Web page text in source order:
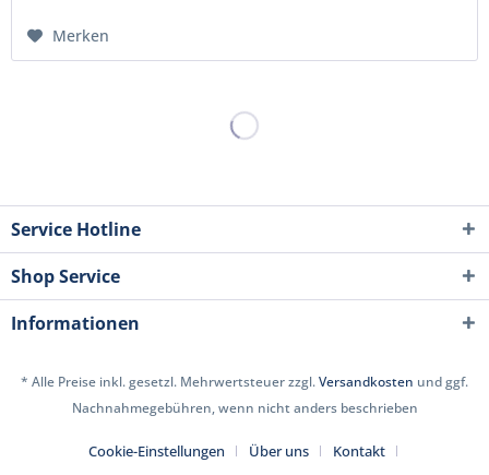
Merken
Service Hotline
Shop Service
Informationen
* Alle Preise inkl. gesetzl. Mehrwertsteuer zzgl.Versandkosten und ggf.
Nachnahmegebühren, wenn nicht anders beschrieben
Cookie-Einstellungen Über uns Kontakt